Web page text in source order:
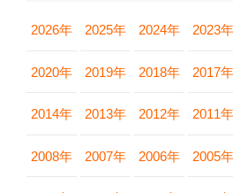
2026年 2025年 2024年 2023年
2020年 2019年 2018年 2017年
2014年 2013年 2012年 2011年
2008年 2007年 2006年 2005年